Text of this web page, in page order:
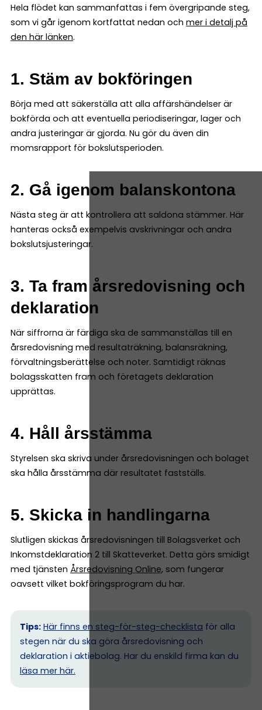
Hela flödet kan sammanfattas i fem övergripande steg,
som vi går igenom kortfattat nedan och mer i detalj på
den här länken.
1. Stäm av bokföringen
Börja med att säkerställa att alla affärshändelser är
bokförda och att eventuella periodiseringar, lager och
andra justeringar är gjorda. Nu gör du även din
momsrapport för bokslutsperioden.
2. Gå igenom balanskontona
Nästa steg är att kontrollera att saldona stämmer. Här
hanteras också exempelvis avskrivningar och andra
bokslutsjusteringar.
3. Ta fram årsredovisning och
deklaration
När siffrorna är färdiga ska de sammanställas till en
årsredovisning med resultaträkning, balansräkning,
förvaltningsberättelse och noter. Samtidigt räknas
bolagsskatten fram och företagets deklaration
upprättas.
4. Håll årsstämma
Styrelsen ska skriva under årsredovisningen och bolaget
ska hålla årsstämma där resultatet fastställs.
5. Skicka in handlingarna
Slutligen skickas årsredovisningen till Bolagsverket och
Inkomstdeklaration 2 till Skatteverket. Detta görs smidigt
med tjänsten Årsredovisning Online, som fungerar
oavsett vilket bokföringsprogram du har.
Tips: Här finns en steg-för-steg-checklista för alla
stegen när du ska göra årsredovisning och
deklaration i aktiebolag. Har du enskild firma kan du
läsa mer här.